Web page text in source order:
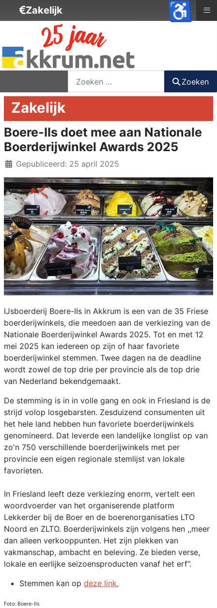
Zoeken
Zakelijk
Boere-IIs doet mee aan Nationale
Boerderijwinkel Awards 2025
DetailsGepubliceerd: 25 april 2025
IJsboerderij Boere-IIs in Akkrum is een van de 35 Friese
boerderijwinkels, die meedoen aan de verkiezing van de
Nationale Boerderijwinkel Awards 2025. Tot en met 12
mei 2025 kan iedereen op zijn of haar favoriete
boerderijwinkel stemmen. Twee dagen na de deadline
wordt zowel de top drie per provincie als de top drie
van Nederland bekendgemaakt.
De stemming is in in volle gang en ook in Friesland is de
strijd volop losgebarsten. Zesduizend consumenten uit
het hele land hebben hun favoriete boerderijwinkels
genomineerd. Dat leverde een landelijke longlist op van
zo'n 750 verschillende boerderijwinkels met per
provincie een eigen regionale stemlijst van lokale
favorieten.
In Friesland leeft deze verkiezing enorm, vertelt een
woordvoerder van het organiserende platform
Lekkerder bij de Boer en de boerenorganisaties LTO
Noord en ZLTO. Boerderijwinkels zijn volgens hen ,,meer
dan alleen verkooppunten. Het zijn plekken van
vakmanschap, ambacht en beleving. Ze bieden verse,
lokale en eerlijke seizoensproducten vanaf het erf’’.
Stemmen kan op deze link.
Foto: Boere-IIs
Zakelijk ≡
♿